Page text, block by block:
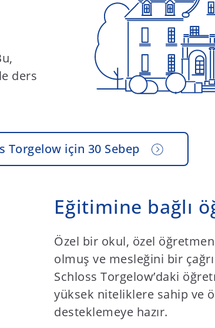
ders
Torgelow için 30 Sebep
Eğitimine bağlı
Özel bir okul, özel
olmuş ve mesleğini bir
Schloss Torgelow’daki
yüksek niteliklere sahip ve
desteklemeye hazır.